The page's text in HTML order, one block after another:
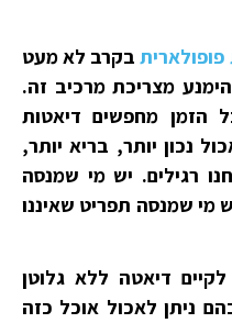
בקרב לא מעט
מצריכת מרכיב זה.
הזמן מחפשים דיאטות
נכון יותר, בריא יותר,
רגילים. יש מי שמנסה
מי שמנסה תפריט שאיננו
דיאטה ללא גלוטן
ניתן לאכול אוכל כזה